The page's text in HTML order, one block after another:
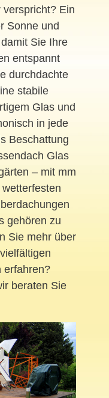
verspricht? Ein
Sonne und
Sie Ihre
entspannt
durchdachte
stabile
Glas und
in jede
Beschattung
Glas
– mit mm
gehören zu
Sie mehr über
erfahren?
beraten Sie